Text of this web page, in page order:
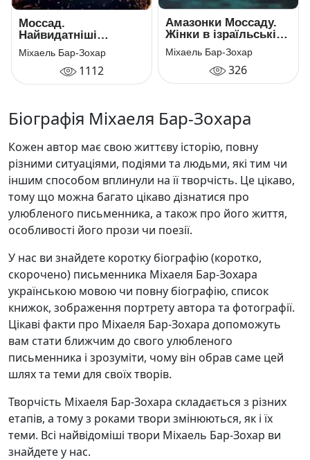
Моссад.
Найвидатніші
операції ізраїльської
розвідки
Міхаель Бар-Зохар
1112
Амазонки Моссаду.
Жінки в ізраїльській
розвідці
Міхаель Бар-Зохар
326
Біографія Міхаеля Бар-Зохара
Кожен автор має свою життєву історію, повну
різними ситуаціями, подіями та людьми, які тим чи
іншим способом вплинули на її творчість. Це цікаво,
тому що можна багато цікаво дізнатися про
улюбленого письменника, а також про його життя,
особливості його прози чи поезії.
У нас ви знайдете коротку біографію (коротко,
скорочено) письменника Міхаеля Бар-Зохара
українською мовою чи повну біографію, список
книжок, зображення портрету автора та фотографії.
Цікаві факти про Міхаеля Бар-Зохара допоможуть
вам стати ближчим до свого улюбленого
письменника і зрозуміти, чому він обрав саме цей
шлях та теми для своїх творів.
Творчість Міхаеля Бар-Зохара складається з різних
етапів, а тому з роками твори змінюються, як і їх
теми. Всі найвідоміші твори Міхаель Бар-Зохар ви
знайдете у нас.